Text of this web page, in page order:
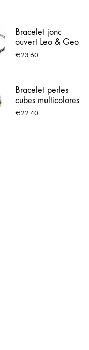
Bracelet jonc
ouvert Leo & Geo
– Croix argentée
€23.60
Bracelet perles
cubes multicolores
Leo & Geo –
€22.40